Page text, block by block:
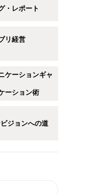
・レポート
リ経営
ケーションギャ
ーション術
ジョンへの道